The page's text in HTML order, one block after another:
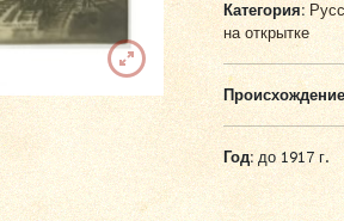
Категория:
на открытке
Год:до 1917 г.